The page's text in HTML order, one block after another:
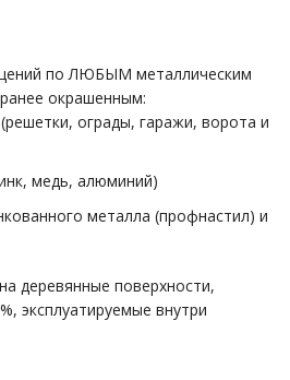
по ЛЮБЫМ металлическим
окрашенным:
ограды, гаражи, ворота и
медь, алюминий)
металла (профнастил) и
деревянные поверхности,
эксплуатируемые внутри